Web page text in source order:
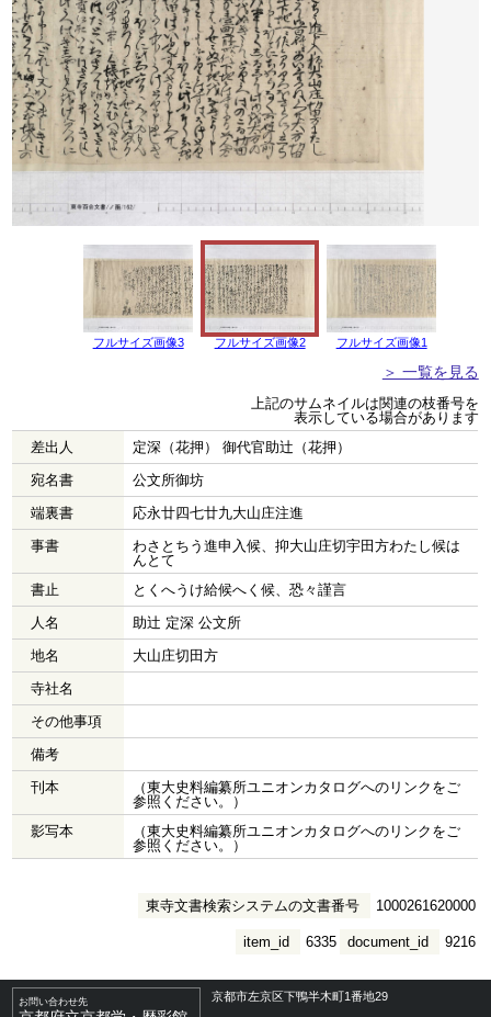
フルサイズ画像3 フルサイズ画像2 フルサイズ画像1
＞ 一覧を見る
上記のサムネイルは関連の枝番号を
表示している場合があります
差出人
定深（花押） 御代官助辻（花押）
宛名書
公文所御坊
端裏書
応永廿四七廿九大山庄注進
事書
わさとちう進申入候、抑大山庄切宇田方わたし候は
んとて
書止
とくへうけ給候へく候、恐々謹言
人名
助辻 定深 公文所
地名
大山庄切田方
寺社名
その他事項
備考
刊本
（東大史料編纂所ユニオンカタログへのリンクをご
参照ください。）
影写本
（東大史料編纂所ユニオンカタログへのリンクをご
参照ください。）
東寺文書検索システムの文書番号 1000261620000
document_id 9216
item_id 6335
お問い合わせ先 京都市左京区下鴨半木町1番地29